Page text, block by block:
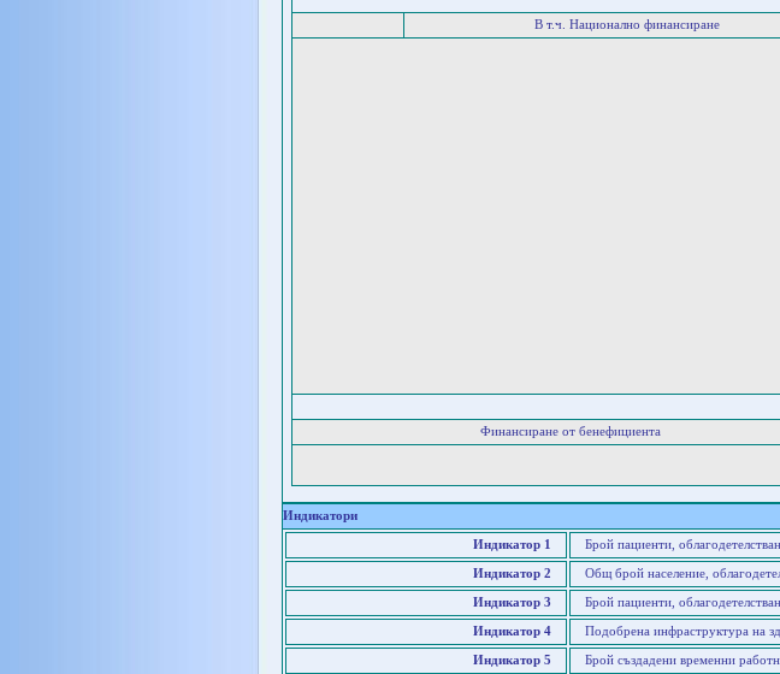
В т.ч. Национално финансиране
Финансиране от бенефициента
Индикатори
Индикатор 1 Брой пациенти,
Индикатор 2 Общ брой население,
Индикатор 3 Брой пациенти,
Индикатор 4 Подобрена инфраструктура на
Индикатор 5 Брой създадени временни